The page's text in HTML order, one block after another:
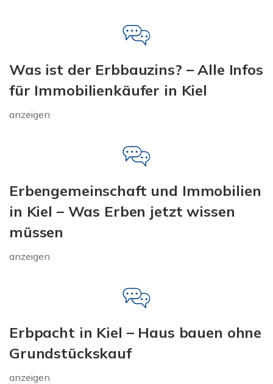
Was ist der Erbbauzins? – Alle Infos
für Immobilienkäufer in Kiel
anzeigen
Erbengemeinschaft und Immobilien
in Kiel – Was Erben jetzt wissen
müssen
anzeigen
Erbpacht in Kiel – Haus bauen ohne
Grundstückskauf
anzeigen